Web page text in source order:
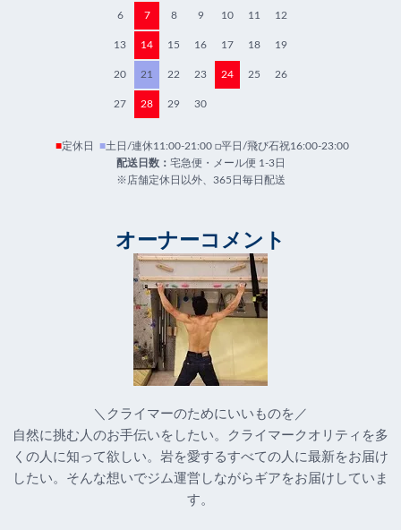
6 7 8 9 10 11 12
13 14 15 16 17 18 19
20 21 22 23 24 25 26
27 28 29 30
■定休日 ■土日/連休11:00-21:00 □平日/飛び石祝16:00-23:00
配送日数： 宅急便・メール便 1-3日
※店舗定休日以外、365日毎日配送
オーナーコメント
＼クライマーのためにいいものを／
自然に挑む人のお手伝いをしたい。クライマークオリティを多
くの人に知って欲しい。岩を愛するすべての人に最新をお届け
したい。そんな想いでジム運営しながらギアをお届けしていま
す。